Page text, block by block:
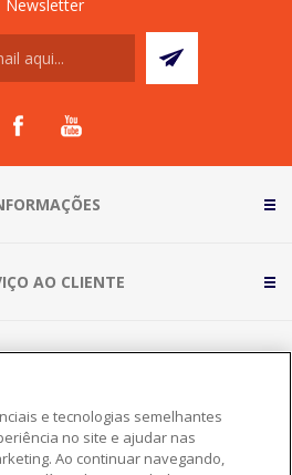
Newsletter
AO CLIENTE
e tecnologias semelhantes
no site e ajudar nas
Ao continuar navegando,